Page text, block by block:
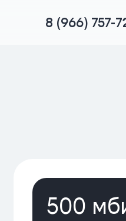
8 (966) 757-
500